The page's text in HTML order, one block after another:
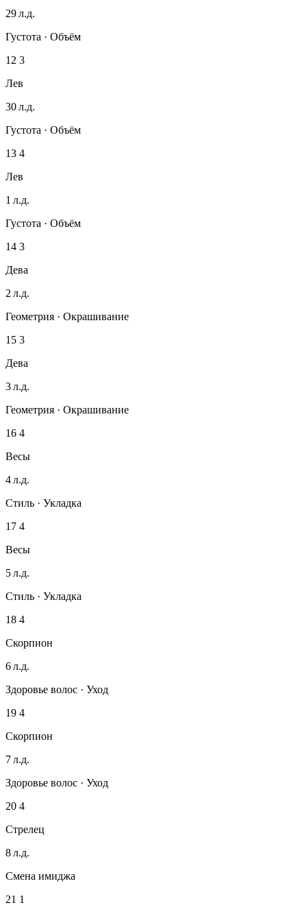
29 л.д.
Густота · Объём
12 3
Лев
30 л.д.
Густота · Объём
13 4
Лев
1 л.д.
Густота · Объём
14 3
Дева
2 л.д.
Геометрия · Окрашивание
15 3
Дева
3 л.д.
Геометрия · Окрашивание
16 4
Весы
4 л.д.
Стиль · Укладка
17 4
Весы
5 л.д.
Стиль · Укладка
18 4
Скорпион
6 л.д.
Здоровье волос · Уход
19 4
Скорпион
7 л.д.
Здоровье волос · Уход
20 4
Стрелец
8 л.д.
Смена имиджа
21 1